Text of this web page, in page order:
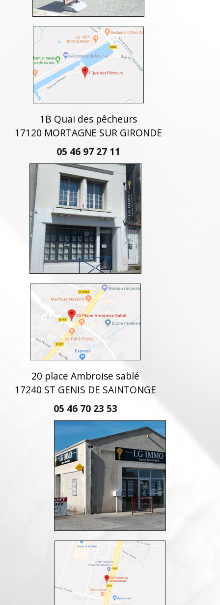
1B Quai des pêcheurs
17120 MORTAGNE SUR GIRONDE
05 46 97 27 11
20 place Ambroise sablé
17240 ST GENIS DE SAINTONGE
05 46 70 23 53